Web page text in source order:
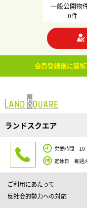
一般公開物
0件
会員登録後に閲
ランドスクエア
営業時間 10
定休日 毎週
ご利用にあたって
反社会的勢力への対応